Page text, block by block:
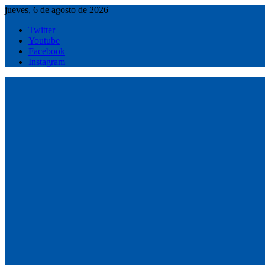
Saltar
contenido
jueves, 6 de agosto de 2026
Twitter
Youtube
Facebook
Instagram